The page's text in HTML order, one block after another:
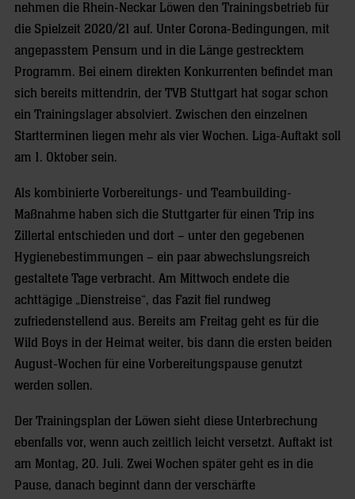
nehmen die Rhein-Neckar Löwen den Trainingsbetrieb für
die Spielzeit 2020/21 auf. Unter Corona-Bedingungen, mit
angepasstem Pensum und in die Länge gestrecktem
Programm. Bei einem direkten Konkurrenten befindet man
sich bereits mittendrin, der TVB Stuttgart hat sogar schon
ein Trainingslager absolviert. Zwischen den einzelnen
Startterminen liegen mehr als vier Wochen. Liga-Auftakt soll
am 1. Oktober sein.
Als kombinierte Vorbereitungs- und Teambuilding-
Maßnahme haben sich die Stuttgarter für einen Trip ins
Zillertal entschieden und dort – unter den gegebenen
Hygienebestimmungen – ein paar abwechslungsreich
gestaltete Tage verbracht. Am Mittwoch endete die
achttägige „Dienstreise“, das Fazit fiel rundweg
zufriedenstellend aus. Bereits am Freitag geht es für die
Wild Boys in der Heimat weiter, bis dann die ersten beiden
August-Wochen für eine Vorbereitungspause genutzt
werden sollen.
Der Trainingsplan der Löwen sieht diese Unterbrechung
ebenfalls vor, wenn auch zeitlich leicht versetzt. Auftakt ist
am Montag, 20. Juli. Zwei Wochen später geht es in die
Pause, danach beginnt dann der verschärfte